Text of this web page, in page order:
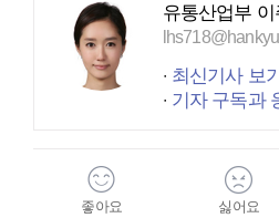
유통산업부
최신기사 보
기자 구독과
좋아요
싫어요